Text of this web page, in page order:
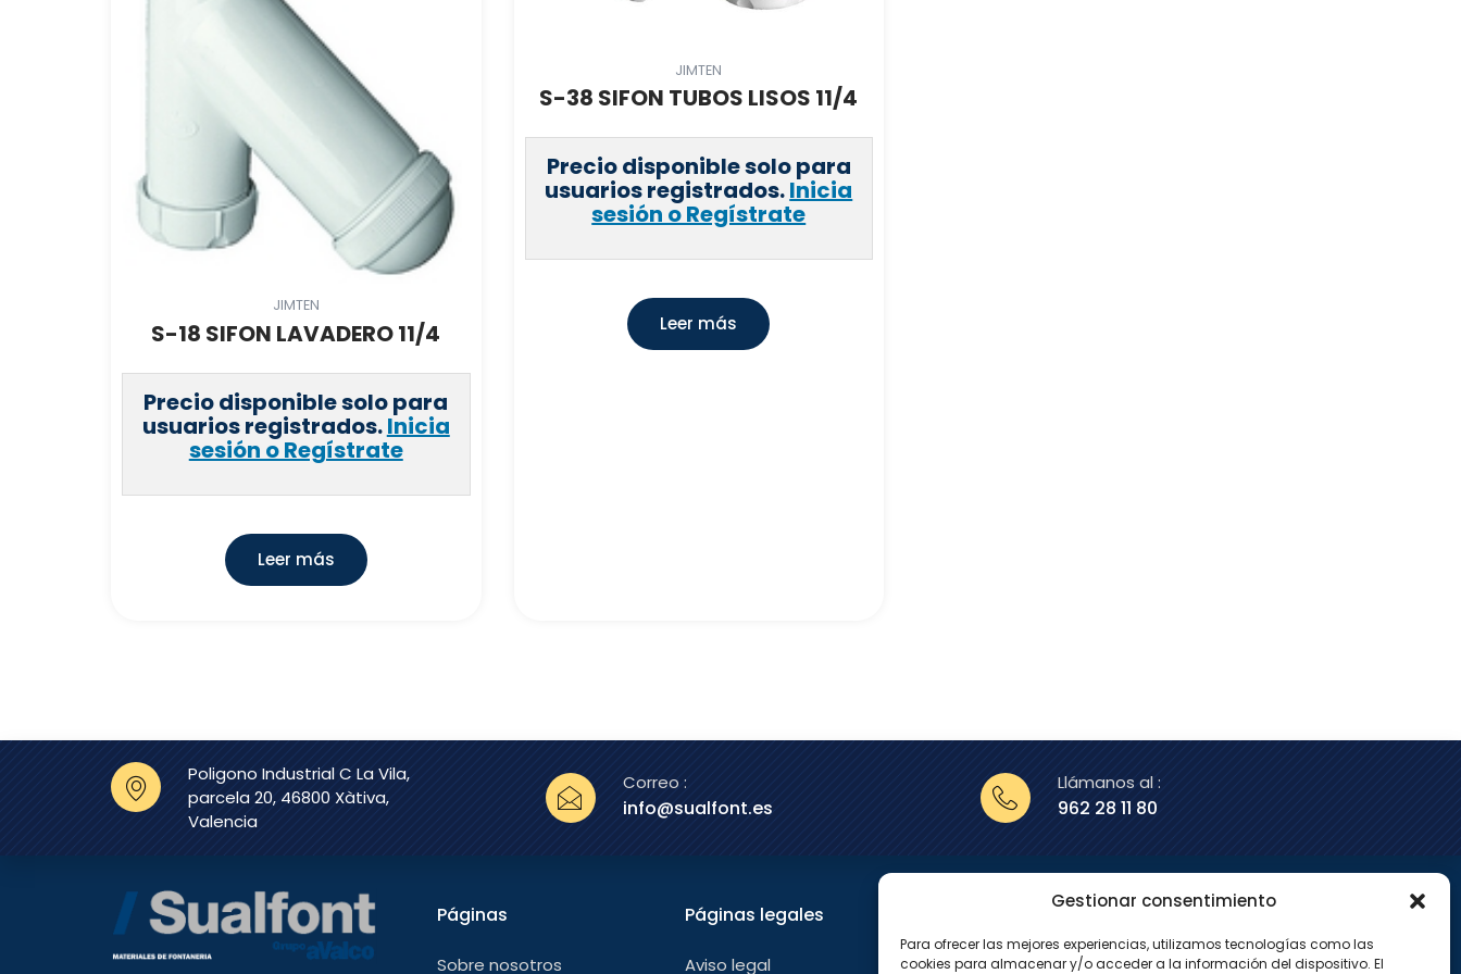
Gestionar consentimiento
Para ofrecer las mejores experiencias, utilizamos tecnologías como las
cookies para almacenar y/o acceder a la información del dispositivo. El
JIMTEN
S-18 SIFON LAVADERO 11/4
Precio disponible solo para
usuarios registrados.Inicia
sesión o Regístrate
Leer más
JIMTEN
S-38 SIFON TUBOS LISOS 11/4
Precio disponible solo para
usuarios registrados.Inicia
sesión o Regístrate
Leer más
Poligono Industrial C La Vila,
parcela 20, 46800 Xàtiva,
Valencia
Correo :
info@sualfont.es
Llámanos al :
962 28 11 80
Páginas
Sobre nosotros
Páginas legales
Aviso legal F X I